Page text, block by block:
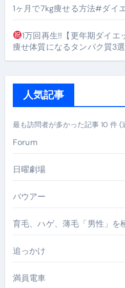
1ヶ月で7kg痩せる方法#ダイ
1万回再生!!【更年期ダイ
痩せ体質になるタンパク質3選
人気記事
最も訪問者が多かった記事 10 件
Forum
日曜劇場
バウアー
育毛、ハゲ、薄毛「男性」を
追っかけ
満員電車